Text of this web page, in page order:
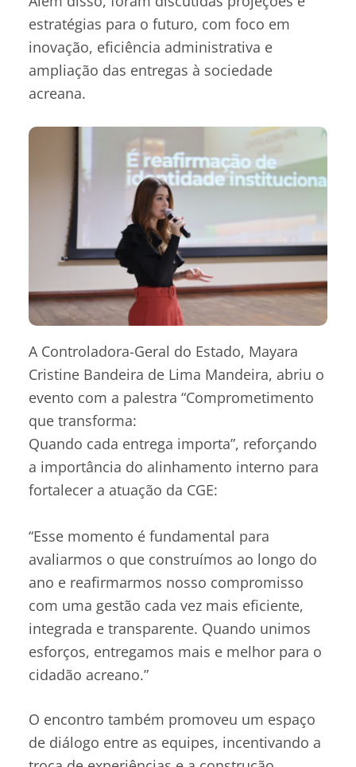
estratégias para o futuro, com foco em
inovação, eficiência administrativa e
ampliação das entregas à sociedade
acreana.
A Controladora-Geral do Estado, Mayara
Cristine Bandeira de Lima Mandeira, abriu o
evento com a palestra “Comprometimento
que transforma:
Quando cada entrega importa”, reforçando
a importância do alinhamento interno para
fortalecer a atuação da CGE:
“Esse momento é fundamental para
avaliarmos o que construímos ao longo do
ano e reafirmarmos nosso compromisso
com uma gestão cada vez mais eficiente,
integrada e transparente. Quando unimos
esforços, entregamos mais e melhor para o
cidadão acreano.”
O encontro também promoveu um espaço
de diálogo entre as equipes, incentivando a